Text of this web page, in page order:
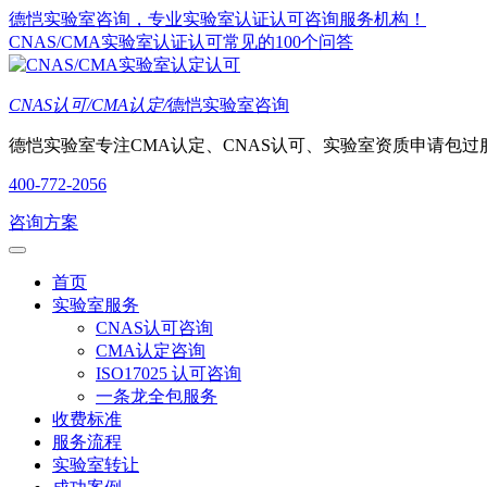
德恺实验室咨询，专业实验室认证认可咨询服务机构！
CNAS/CMA实验室认证认可常见的100个问答
CNAS认可/CMA认定/德恺实验室咨询
德恺实验室专注CMA认定、CNAS认可、实验室资质申请包过
400-772-2056
咨询方案
首页
实验室服务
CNAS认可咨询
CMA认定咨询
ISO17025 认可咨询
一条龙全包服务
收费标准
服务流程
实验室转让